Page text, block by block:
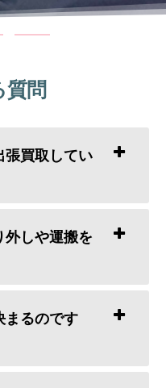
質問
張買取してい
外しや運搬を
まるのです